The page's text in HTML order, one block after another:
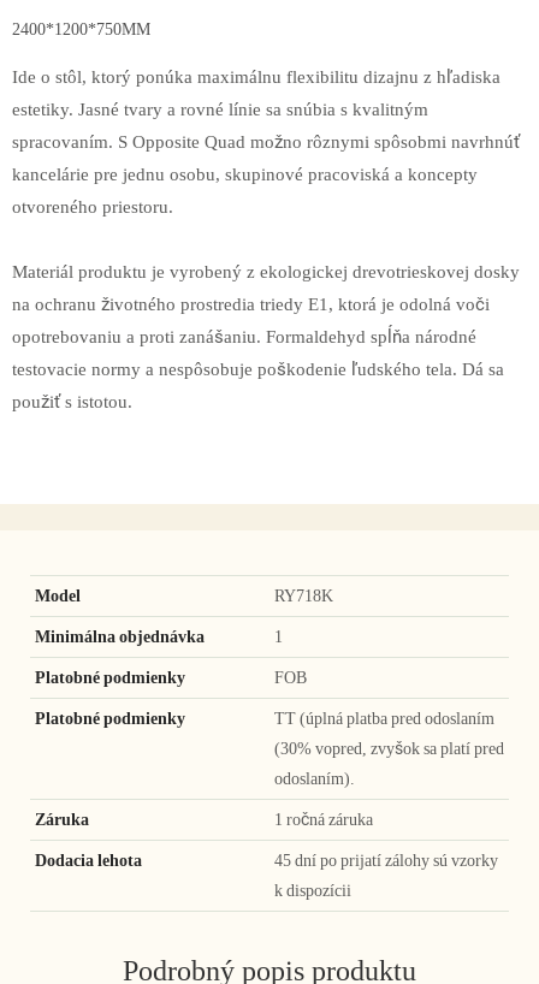
2400*1200*750MM
Ide o stôl, ktorý ponúka maximálnu flexibilitu dizajnu z hľadiska
estetiky. Jasné tvary a rovné línie sa snúbia s kvalitným
spracovaním. S Opposite Quad možno rôznymi spôsobmi navrhnúť
kancelárie pre jednu osobu, skupinové pracoviská a koncepty
otvoreného priestoru.
Materiál produktu je vyrobený z ekologickej drevotrieskovej dosky
na ochranu životného prostredia triedy E1, ktorá je odolná voči
opotrebovaniu a proti zanášaniu. Formaldehyd spĺňa národné
testovacie normy a nespôsobuje poškodenie ľudského tela. Dá sa
použiť s istotou.
Model RY718K
Minimálna objednávka 1
Platobné podmienky FOB
Platobné podmienky
TT (úplná platba pred odoslaním
(30% vopred, zvyšok sa platí pred
odoslaním).
Záruka 1 ročná záruka
Dodacia lehota
45 dní po prijatí zálohy sú vzorky
k dispozícii
Podrobný popis produktu